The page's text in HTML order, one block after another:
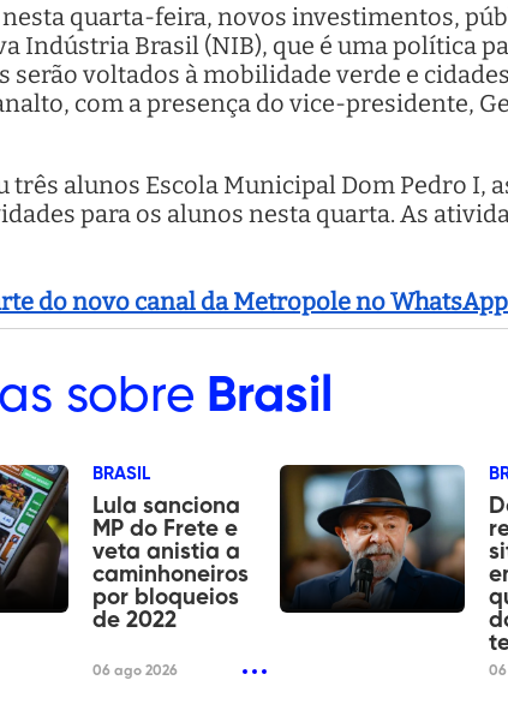
quarta-feira, novos investimentos,
Indústria Brasil (NIB), que é uma política
voltados à mobilidade verde e
com a presença do vice-presidente,
três alunos Escola Municipal Dom Pedro I,
para os alunos nesta quarta. As
do novo canal da Metropole no
sobre Brasil
BRASIL
Lula sanciona
MP do Frete e
veta anistia a
caminhoneiros
por bloqueios
de 2022
06 ago 2026 06